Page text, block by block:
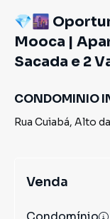
💎🌆
Mooca |
Sacada e 2
CONDOMINIO
Rua Cuiabá, Alto
Venda